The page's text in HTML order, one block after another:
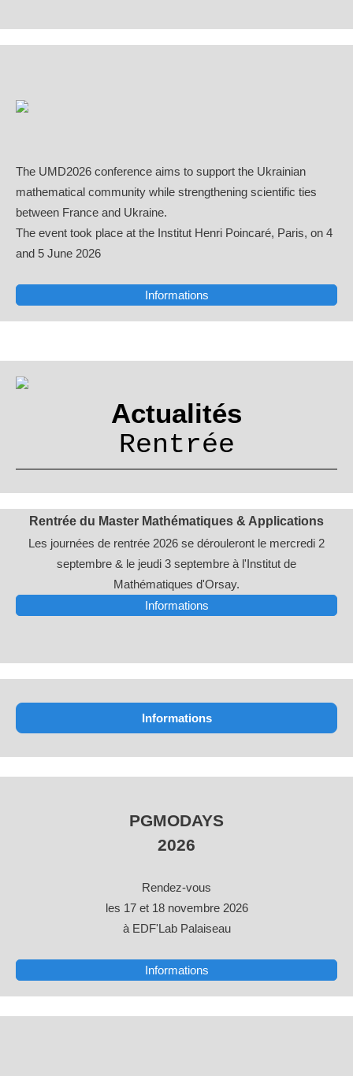
The UMD2026 conference aims to support the Ukrainian
mathematical community while strengthening scientific ties
between France and Ukraine.
The event took place at the Institut Henri Poincaré, Paris, on 4
and 5 June 2026
Informations
Actualités
Rentrée
Rentrée du Master Mathématiques & Applications
Les journées de rentrée 2026 se dérouleront le mercredi 2
septembre & le jeudi 3 septembre à l'Institut de
Mathématiques d'Orsay.
Informations
Informations
PGMODAYS
2026
Rendez-vous
les 17 et 18 novembre 2026
à EDF'Lab Palaiseau
Informations